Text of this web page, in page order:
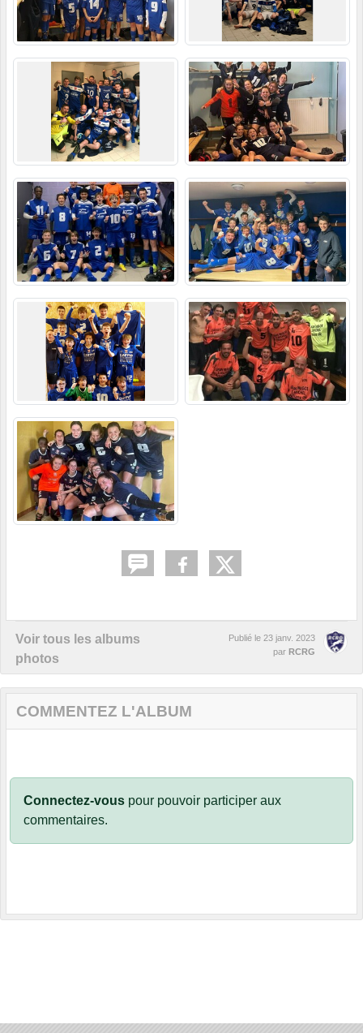
Voir tous les albums
photos
Publié le 23 janv. 2023
par RCRG
COMMENTEZ L'ALBUM
Connectez-vous pour pouvoir participer aux
commentaires.